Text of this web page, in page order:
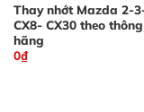
Thay nhớt Mazda 2-
CX8- CX30 theo
hãng
0₫